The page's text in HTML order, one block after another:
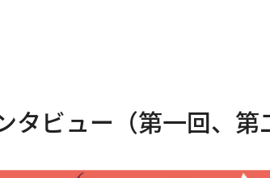
タビュー（第一回、第